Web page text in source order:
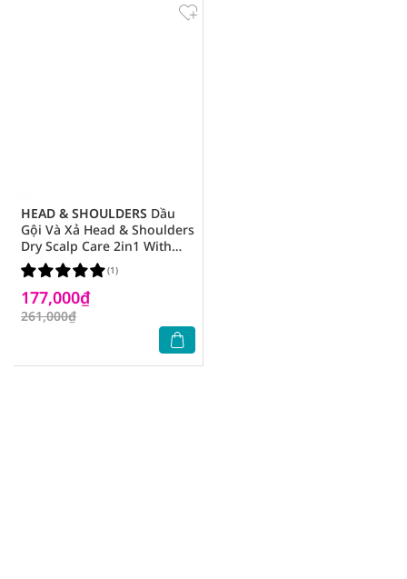
HEAD & SHOULDERS Dầu
Gội Và Xả Head & Shoulders
Dry Scalp Care 2in1 With
Almond Oil Với Dầu Hạnh
Nhân 370ml
177,000₫
261,000₫
(1)